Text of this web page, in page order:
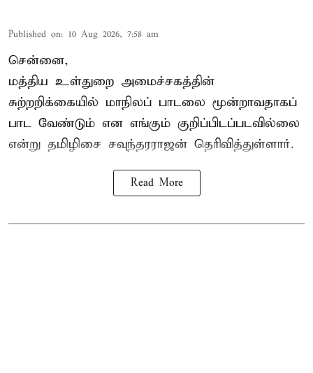
Published on: 10 Aug 2026, 7:58 am
சென்னை,
மத்திய உள்துறை அமைச்சகத்தின்
சுற்றறிக்கையில் மாநிலப் பாடலை மூன்றாவதாகப்
பாட வேண்டும் என எங்கும் குறிப்பிடப்படவில்லை
என்று தமிழிசை சவுந்தரராஜன் தெரிவித்துள்ளார்.
Read More